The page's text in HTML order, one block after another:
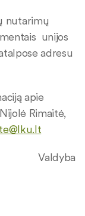
nutarimų
unijos
adresu
apie
Rimaitė,
Valdyba